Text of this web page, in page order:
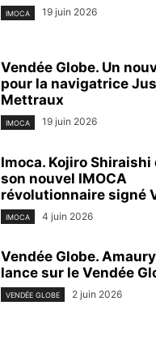
IMOCA 19 juin 2026
Vendée Globe. Un
pour la navigatrice
Mettraux
IMOCA 19 juin 2026
Imoca. Kojiro Shiraishi
son nouvel IMOCA
révolutionnaire signé
IMOCA 4 juin 2026
Vendée Globe.
lance sur le Vendée
VENDÉE GLOBE 2 juin 2026